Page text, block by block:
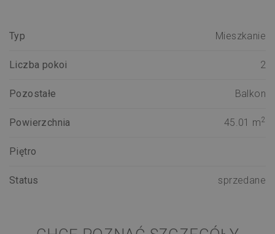
Typ Mieszkanie
Liczba pokoi 2
Pozostałe Balkon
Powierzchnia 45.01 m2
Piętro
Status sprzedane